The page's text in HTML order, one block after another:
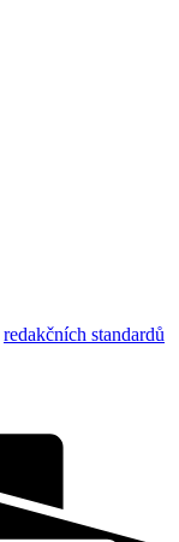
redakčních standardů